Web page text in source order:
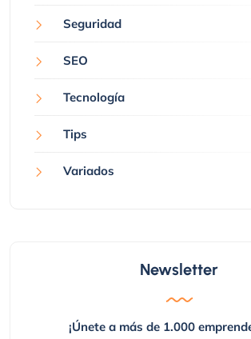
Seguridad
SEO
Tecnología
Tips
Variados
Newsletter
¡Únete a más de 1.000